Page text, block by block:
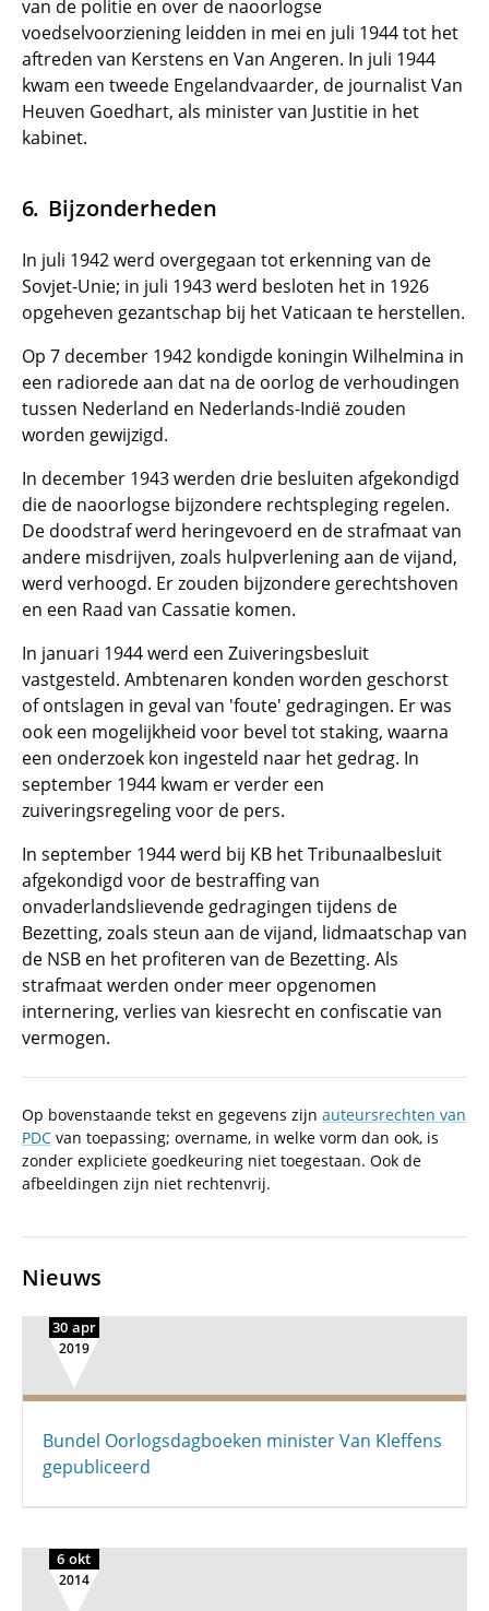
van de politie en over de naoorlogse
voedselvoorziening leidden in mei en juli 1944 tot het
aftreden van Kerstens en Van Angeren. In juli 1944
kwam een tweede Engelandvaarder, de journalist Van
Heuven Goedhart, als minister van Justitie in het
kabinet.
Bijzonderheden
In juli 1942 werd overgegaan tot erkenning van de
Sovjet-Unie; in juli 1943 werd besloten het in 1926
opgeheven gezantschap bij het Vaticaan te herstellen.
Op 7 december 1942 kondigde koningin Wilhelmina in
een radiorede aan dat na de oorlog de verhoudingen
tussen Nederland en Nederlands-Indië zouden
worden gewijzigd.
In december 1943 werden drie besluiten afgekondigd
die de naoorlogse bijzondere rechtspleging regelen.
De doodstraf werd heringevoerd en de strafmaat van
andere misdrijven, zoals hulpverlening aan de vijand,
werd verhoogd. Er zouden bijzondere gerechtshoven
en een Raad van Cassatie komen.
In januari 1944 werd een Zuiveringsbesluit
vastgesteld. Ambtenaren konden worden geschorst
of ontslagen in geval van 'foute' gedragingen. Er was
ook een mogelijkheid voor bevel tot staking, waarna
een onderzoek kon ingesteld naar het gedrag. In
september 1944 kwam er verder een
zuiveringsregeling voor de pers.
In september 1944 werd bij KB het Tribunaalbesluit
afgekondigd voor de bestraffing van
onvaderlandslievende gedragingen tijdens de
Bezetting, zoals steun aan de vijand, lidmaatschap van
de NSB en het profiteren van de Bezetting. Als
strafmaat werden onder meer opgenomen
internering, verlies van kiesrecht en confiscatie van
vermogen.
Op bovenstaande tekst en gegevens zijn auteursrechten van
PDC van toepassing; overname, in welke vorm dan ook, is
zonder expliciete goedkeuring niet toegestaan. Ook de
afbeeldingen zijn niet rechtenvrij.
Nieuws
30 apr
2019
Bundel Oorlogsdagboeken minister Van Kleffens
gepubliceerd
6 okt
2014